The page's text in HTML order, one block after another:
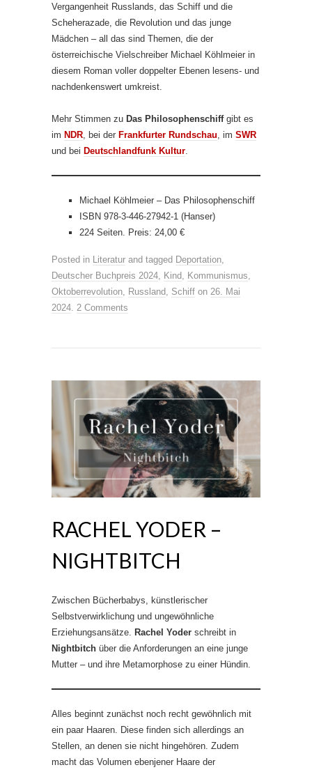
Vergangenheit Russlands, das Schiff und die
Scheherazade, die Revolution und das junge
Mädchen – all das sind Themen, die der
österreichische Vielschreiber Michael Köhlmeier in
diesem Roman voller doppelter Ebenen lesens- und
nachdenkenswert umkreist.
Mehr Stimmen zu Das Philosophenschiffgibt es
im NDR , bei der Frankfurter Rundschau , im SWR
und bei Deutschlandfunk Kultur
Michael Köhlmeier – Das Philosophenschiff
ISBN 978-3-446-27942-1 (Hanser)
224 Seiten. Preis: 24,00 €
Posted in Literatur and tagged Deportation
Deutscher Buchpreis 2024 Kind Kommunismus
Oktoberrevolution Russland Schiff on 26. Mai
2024 2 Comments
RACHEL YODER –
NIGHTBITCH
Zwischen Bücherbabys, künstlerischer
Selbstverwirklichung und ungewöhnliche
Erziehungsansätze. Rachel Yoder schreibt in
Nightbitch über die Anforderungen an eine junge
Mutter – und ihre Metamorphose zu einer Hündin.
Alles beginnt zunächst noch recht gewöhnlich mit
ein paar Haaren. Diese finden sich allerdings an
Stellen, an denen sie nicht hingehören. Zudem
macht das Volumen ebenjener Haare der